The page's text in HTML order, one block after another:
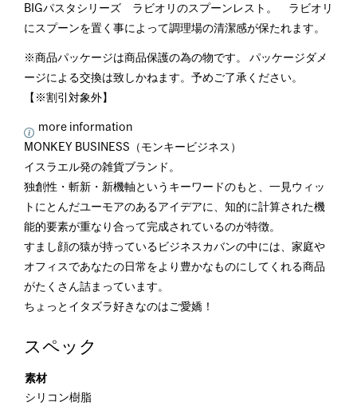
BIGパスタシリーズ ラビオリのスプーンレスト。 ラビオリ
にスプーンを置く事によって調理場の清潔感が保たれます。
※商品パッケージは商品保護の為の物です。 パッケージダメ
ージによる交換は致しかねます。予めご了承ください。
【※割引対象外】
more information
MONKEY BUSINESS（モンキービジネス）
イスラエル発の雑貨ブランド。
独創性・斬新・新機軸というキーワードのもと、一見ウィッ
トにとんだユーモアのあるアイデアに、知的に計算された機
能的要素が重なり合って完成されているのが特徴。
すまし顔の猿が持っているビジネスカバンの中には、家庭や
オフィスであなたの日常をより豊かなものにしてくれる商品
がたくさん詰まっています。
ちょっとイタズラ好きなのはご愛嬌！
スペック
素材
シリコン樹脂